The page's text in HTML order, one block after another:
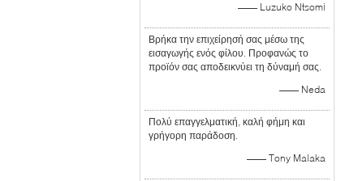
—— Luzuko Ntsomi
Βρήκα την επιχείρησή σας μέσω της
εισαγωγής ενός φίλου. Προφανώς το
προϊόν σας αποδεικνύει τη δύναμή σας.
—— Neda
Πολύ επαγγελματική, καλή φήμη και
γρήγορη παράδοση.
—— Tony Malaka